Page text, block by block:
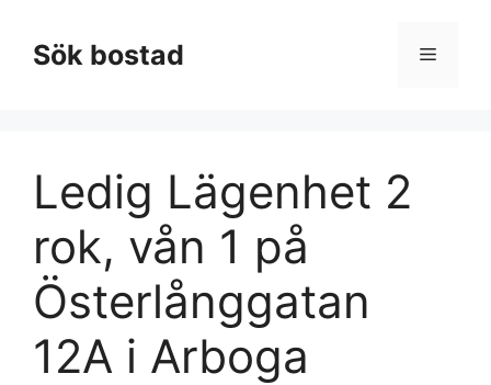
innehållSök bostad Meny
Ledig Lägenhet 2
rok, vån 1 på
Österlånggatan
12A i Arboga